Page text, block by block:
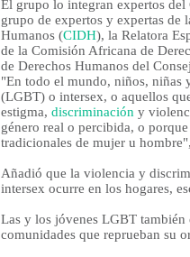
El grupo lo integran expertos
grupo de expertos y expertas de
Humanos (CIDH), la Relatora
de la Comisión Africana de
de Derechos Humanos del
"En todo el mundo, niños, niñas
(LGBT) o intersex, o aquellos
estigma, discriminación y
género real o percibida, o
tradicionales de mujer u
Añadió que la violencia y
intersex ocurre en los hogares,
Las y los jóvenes LGBT
comunidades que reprueban su